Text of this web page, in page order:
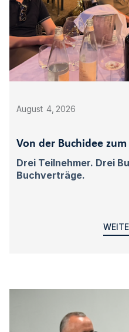
August 4 2026
Von der Buchidee
Drei Teilnehmer. Drei
Buchverträge.